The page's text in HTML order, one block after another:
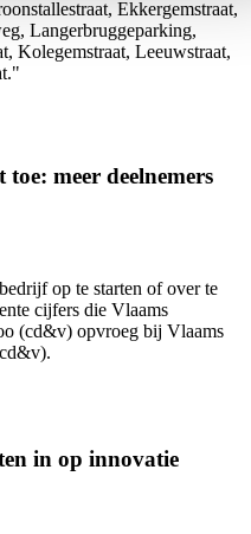
Ekkergemstraat,
Langerbruggeparking,
Kolegemstraat, Leeuwstraat,
meer deelnemers
op te starten of over te
cijfers die Vlaams
(cd&v) opvroeg bij Vlaams
in op innovatie